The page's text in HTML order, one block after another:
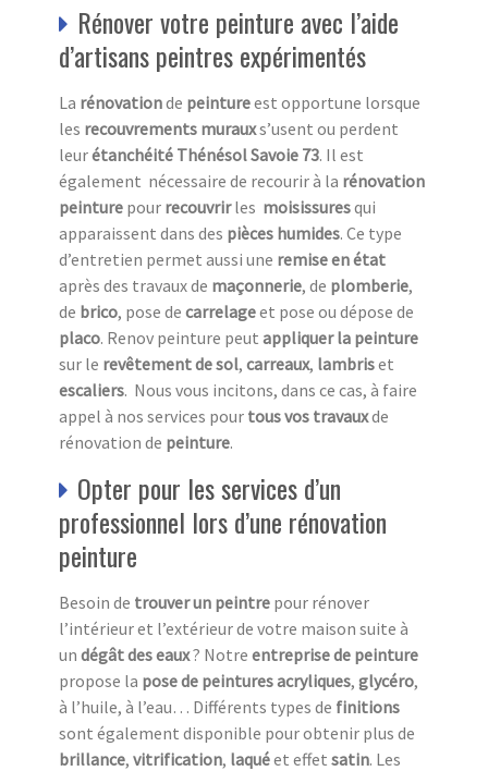
Rénover votre peinture avec l’aide
d’artisans peintres expérimentés
La rénovationde peintureest opportune lorsque
les recouvrements murauxs’usent ou perdent
leurétanchéité Thénésol Savoie 73. Il est
également nécessaire de recourir à la rénovation
peinture pour recouvrirles moisissuresqui
apparaissent dans des pièces humides. Ce type
d’entretien permet aussi une remise en état
après des travaux de maçonnerie, de plomberie,
de brico, pose de carrelageet pose ou dépose de
placo. Renov peinture peut appliquer la peinture
sur le revêtement de sol, carreaux, lambriset
escaliers. Nous vous incitons, dans ce cas, à faire
appel à nos services pour tous vos travauxde
rénovation de peinture.
Opter pour les services d’un
professionnel lors d’une rénovation
peinture
Besoin de trouver un peintre pour rénover
l’intérieur et l’extérieur de votre maison suite à
un dégâtdes eaux? Notre entreprise de peinture
propose la pose de peintures acryliques, glycéro,
à l’huile, à l’eau… Différents types de finitions
sont également disponible pour obtenir plus de
brillance, vitrification, laquéet effet satin. Les